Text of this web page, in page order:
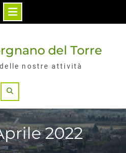
del Torre
nostre attività
2022